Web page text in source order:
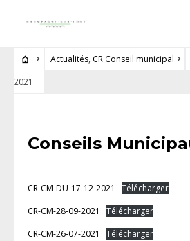
Actualités, CR Conseil municipal
2021
Conseils
CR-CM-DU-17-12-2021
Télécharger
CR-CM-28-09-2021
Télécharger
CR-CM-26-07-2021
Télécharger